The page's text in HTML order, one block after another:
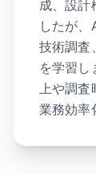
成、設計
したが
技術調査
を学習し
上や調査
業務効率